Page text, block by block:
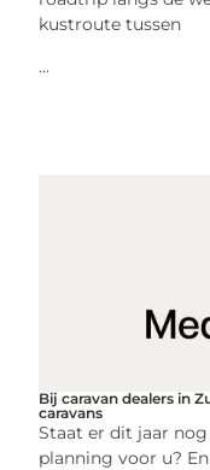
kustroute tussen
...
Bij caravan dealers in
caravans
Staat er dit jaar
planning voor u?